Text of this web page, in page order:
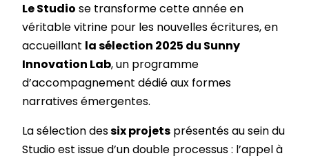
Le Studio se transforme cette année en
véritable vitrine pour les nouvelles écritures, en
accueillant la sélection 2025 du Sunny
Innovation Lab, un programme
d’accompagnement dédié aux formes
narratives émergentes.
La sélection dessix projets présentés au sein du
Studio est issue d’un double processus : l’appel à